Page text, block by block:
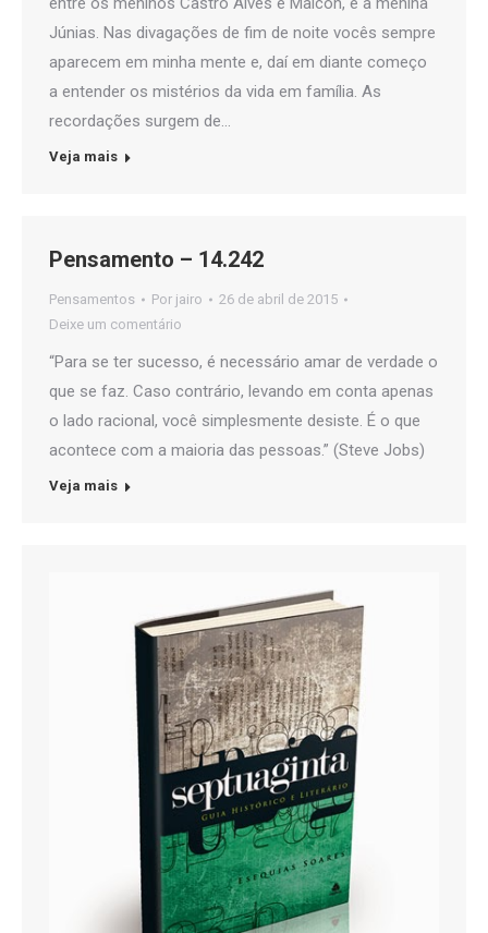
Júnias. Nas divagações de fim de noite vocês sempre
aparecem em minha mente e, daí em diante começo
a entender os mistérios da vida em família. As
recordações surgem de…
Veja mais
Pensamento – 14.242
Pensamentos Por jairo
26 de abril de 2015
Deixe um comentário
“Para se ter sucesso, é necessário amar de verdade o
que se faz. Caso contrário, levando em conta apenas
o lado racional, você simplesmente desiste. É o que
acontece com a maioria das pessoas.” (Steve Jobs)
Veja mais